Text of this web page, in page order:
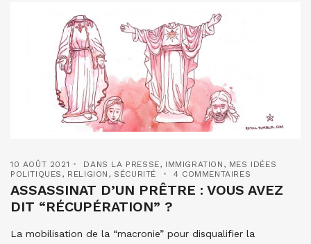
10 AOÛT 2021 DANS LA PRESSE, IMMIGRATION , MES IDÉES
POLITIQUES , RELIGION , SÉCURITÉ 4 COMMENTAIRES
ASSASSINAT D’UN PRÊTRE : VOUS AVEZ
DIT “RÉCUPÉRATION” ?
La mobilisation de la “macronie” pour disqualifier la